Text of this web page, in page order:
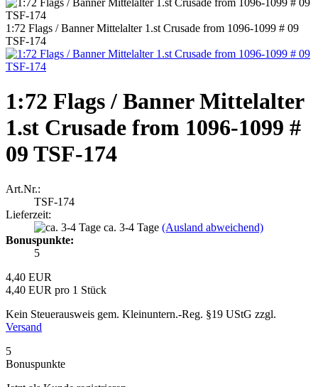
1:72 Flags / Banner Mittelalter 1.st Crusade from 1096-1099 # 09
TSF-174
1:72 Flags / Banner Mittelalter
1.st Crusade from 1096-1099 #
09 TSF-174
Art.Nr.:
TSF-174
Lieferzeit:
ca. 3-4 Tage (Ausland abweichend)
Bonuspunkte:
5
4,40 EUR
4,40 EUR pro 1 Stück
Kein Steuerausweis gem. Kleinuntern.-Reg. §19 UStG zzgl.
Versand
5
Bonuspunkte